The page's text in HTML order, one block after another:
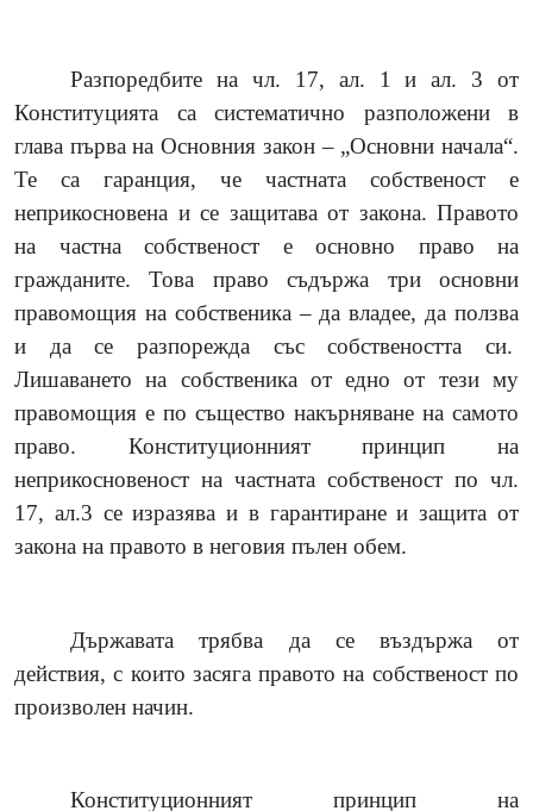
Разпоредбите на чл. 17, ал. 1 и ал. 3 от
Конституцията са систематично разположени в
глава първа на Основния закон – „Основни начала“.
Те са гаранция, че частната собственост е
неприкосновена и се защитава от закона. Правото
на частна собственост е основно право на
гражданите. Това право съдържа три основни
правомощия на собственика – да владее, да ползва
и да се разпорежда със собствеността си.
Лишаването на собственика от едно от тези му
правомощия е по същество накърняване на самото
право. Конституционният принцип на
неприкосновеност на частната собственост по чл.
17, ал.3 се изразява и в гарантиране и защита от
закона на правото в неговия пълен обем.
Държавата трябва да се въздържа от
действия, с които засяга правото на собственост по
произволен начин.
Конституционният принцип на